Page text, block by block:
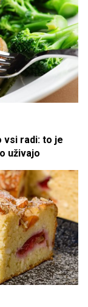
vsi radi: to je
uživajo